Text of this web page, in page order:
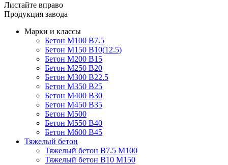
Листайте вправо
Продукция завода
Марки и классы
Бетон М100 В7.5
Бетон М150 В10(12.5)
Бетон М200 В15
Бетон М250 В20
Бетон М300 В22.5
Бетон М350 В25
Бетон М400 В30
Бетон М450 В35
Бетон М500
Бетон М550 В40
Бетон М600 В45
Тяжелый бетон
Тяжелый бетон В7.5 М100
Тяжелый бетон В10 М150